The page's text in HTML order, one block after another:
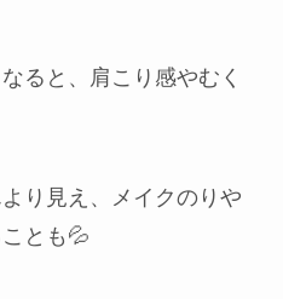
ると、肩こり感やむく
り見え、メイクのりや
とも💦